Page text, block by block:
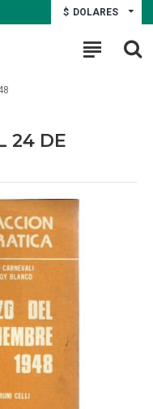
$ DOLARES
24 DE